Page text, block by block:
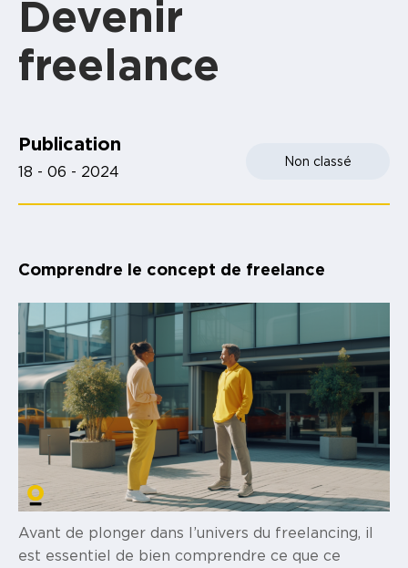
Devenir
freelance
Publication
18 - 06 - 2024
Non classé
Comprendre le concept de freelance
Avant de plonger dans l’univers du freelancing, il
est essentiel de bien comprendre ce que ce